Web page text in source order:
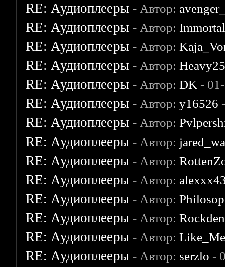
RE: Аудиоплееры - Автор:
RE: Аудиоплееры - Автор:
RE: Аудиоплееры - Автор:
RE: Аудиоплееры - Автор:
RE: Аудиоплееры - Автор:DK -
RE: Аудиоплееры - Автор:y16526
RE: Аудиоплееры - Автор:
RE: Аудиоплееры - Автор:
RE: Аудиоплееры - Автор:
RE: Аудиоплееры - Автор:
RE: Аудиоплееры - Автор:
RE: Аудиоплееры - Автор:Rockden
RE: Аудиоплееры - Автор:
RE: Аудиоплееры - Автор: serzlo -